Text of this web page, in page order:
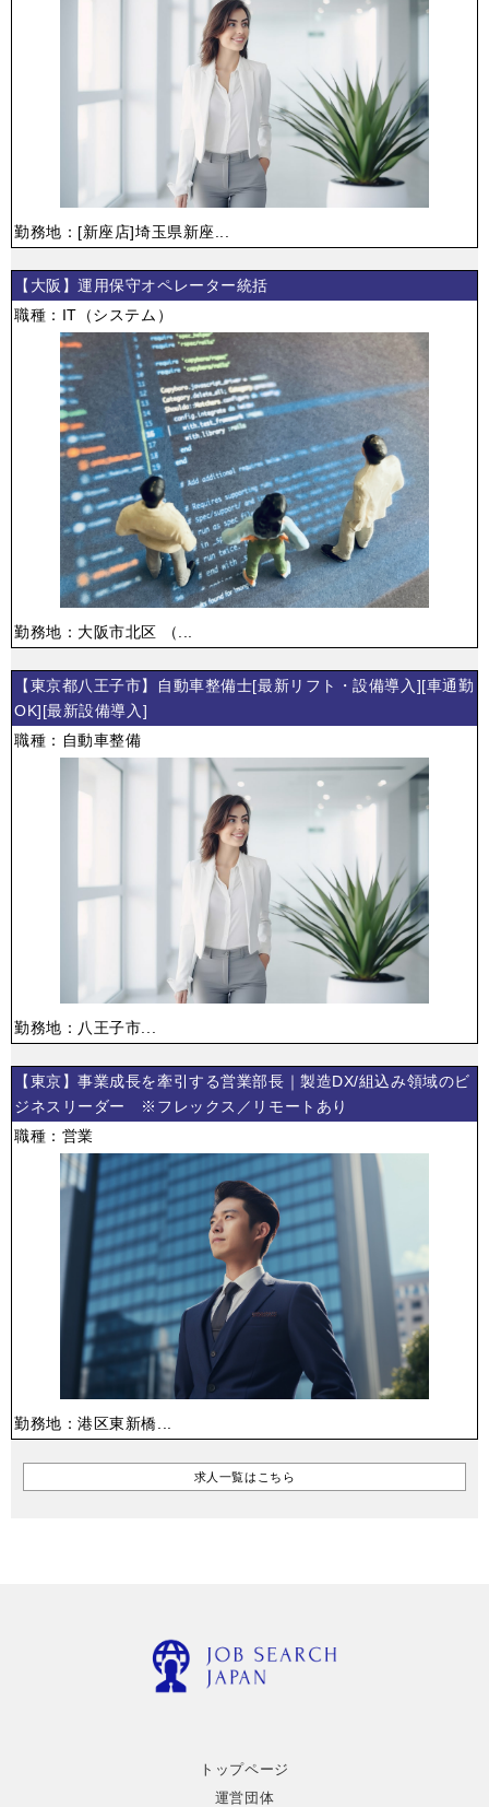
勤務地：[新座店]埼玉県新座...
【大阪】運用保守オペレーター統括
職種：IT（システム）
勤務地：大阪市北区 （...
【東京都八王子市】自動車整備士[最新リフト・設備導入][車通勤
OK][最新設備導入]
職種：自動車整備
勤務地：八王子市...
【東京】事業成長を牽引する営業部長｜製造DX/組込み領域のビ
ジネスリーダー ※フレックス／リモートあり
職種：営業
勤務地：港区東新橋...
求人一覧はこちら
トップページ
運営団体